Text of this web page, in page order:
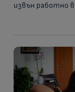
извън работно